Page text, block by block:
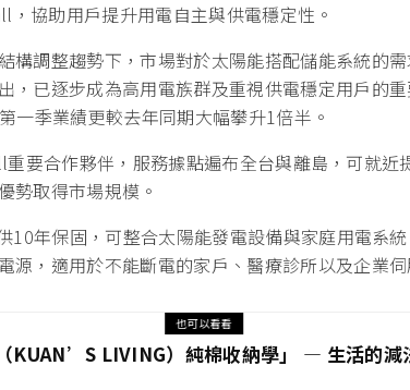
協助用戶提升用電自主與供電穩定性。
構調整趨勢下，市場對於太陽能搭配儲能系統的
，已逐步成為高用電族群及重視供電穩定用戶的
一季業績更較去年同期大幅攀升1倍半。
要合作夥伴，服務據點遍布全台與離島，可就近
勢取得市場規模。
年保固，可整合太陽能發電設備與家庭用電系統
源，適用於不能斷電的家戶、醫療診所以及企業伺
也可以看看
（KUAN’S LIVING）​純棉收納學」 — 生活的減